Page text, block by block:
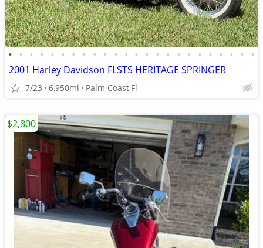
• • • • • • • • • • • • • • • • • • • • • • • •
2001 Harley Davidson FLSTS HERITAGE SPRINGER
7/23 6,950mi Palm Coast,Fl
$2,800